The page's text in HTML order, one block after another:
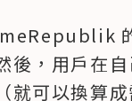
後，用戶在
就可以換算